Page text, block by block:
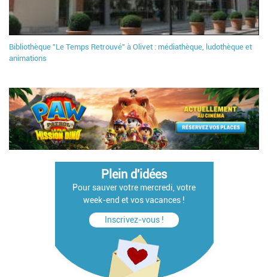
Bibliothèque "Le Temps Retrouvé" à Olivet : médiathèque, ludothèque et
animations
Plein d'idées
Pour sauver votre mercredi, votre
week-end et vos vacances !
Inscrivez-vous !